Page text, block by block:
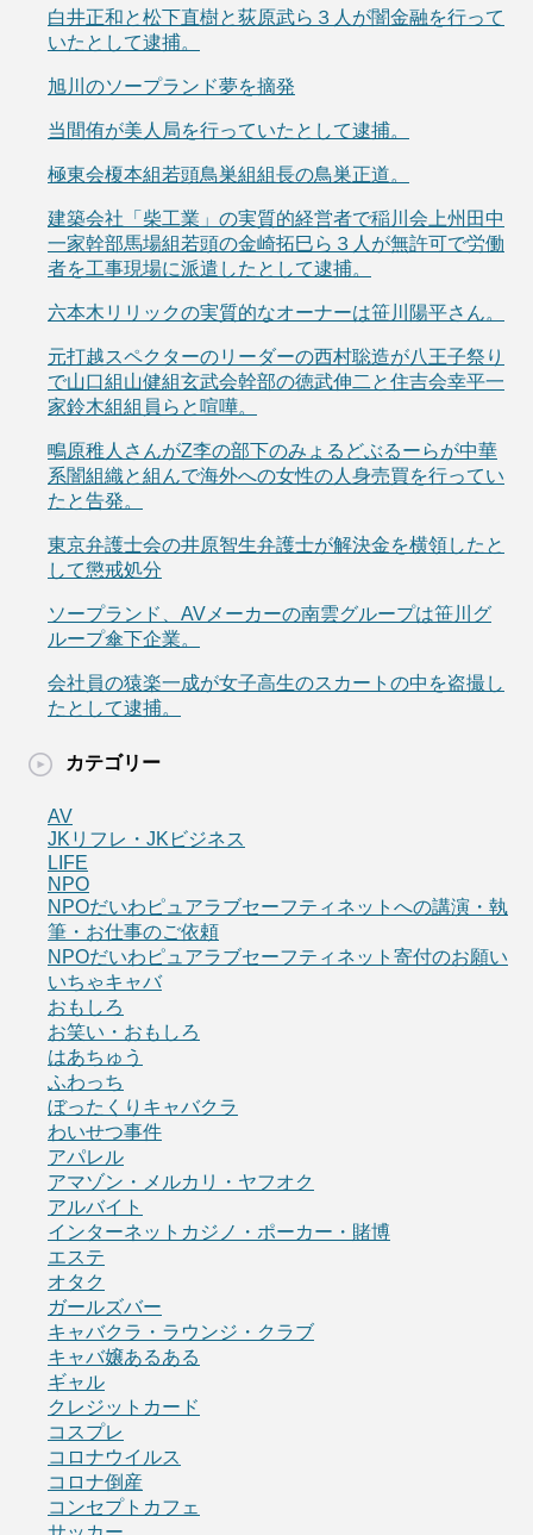
白井正和と松下直樹と荻原武ら３人が闇金融を行って
いたとして逮捕。
旭川のソープランド夢を摘発
当間侑が美人局を行っていたとして逮捕。
極東会榎本組若頭鳥巣組組長の鳥巣正道。
建築会社「柴工業」の実質的経営者で稲川会上州田中
一家幹部馬場組若頭の金崎拓巳ら３人が無許可で労働
者を工事現場に派遣したとして逮捕。
六本木リリックの実質的なオーナーは笹川陽平さん。
元打越スペクターのリーダーの西村聡造が八王子祭り
で山口組山健組玄武会幹部の徳武伸二と住吉会幸平一
家鈴木組組員らと喧嘩。
鴫原稚人さんがZ李の部下のみょるどぶるーらが中華
系闇組織と組んで海外への女性の人身売買を行ってい
たと告発。
東京弁護士会の井原智生弁護士が解決金を横領したと
して懲戒処分
ソープランド、AVメーカーの南雲グループは笹川グ
ループ傘下企業。
会社員の猿楽一成が女子高生のスカートの中を盗撮し
たとして逮捕。
カテゴリー
AV
JKリフレ・JKビジネス
LIFE
NPO
NPOだいわピュアラブセーフティネットへの講演・執
筆・お仕事のご依頼
NPOだいわピュアラブセーフティネット寄付のお願い
いちゃキャバ
おもしろ
お笑い・おもしろ
はあちゅう
ふわっち
ぼったくりキャバクラ
わいせつ事件
アパレル
アマゾン・メルカリ・ヤフオク
アルバイト
インターネットカジノ・ポーカー・賭博
エステ
オタク
ガールズバー
キャバクラ・ラウンジ・クラブ
キャバ嬢あるある
ギャル
クレジットカード
コスプレ
コロナウイルス
コロナ倒産
コンセプトカフェ